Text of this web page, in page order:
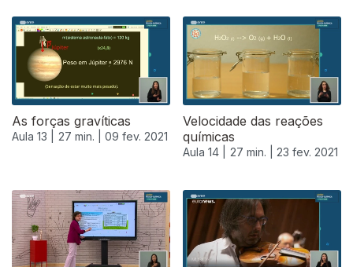
As forças gravíticas
Aula 13 | 27 min. | 09 fev. 2021
Velocidade das reações
químicas
Aula 14 | 27 min. | 23 fev. 2021